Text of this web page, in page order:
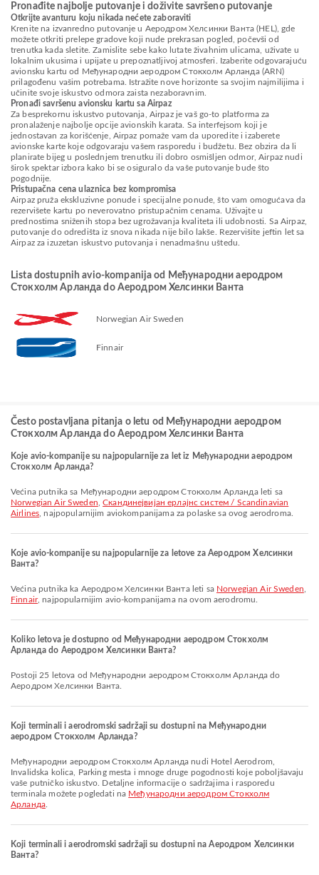
Pronađite najbolje putovanje i doživite savršeno putovanje
Otkrijte avanturu koju nikada nećete zaboraviti
Krenite na izvanredno putovanje u Аеродром Хелсинки Ванта (HEL), gde
možete otkriti prelepe gradove koji nude prekrasan pogled, počevši od
trenutka kada sletite. Zamislite sebe kako lutate živahnim ulicama, uživate u
lokalnim ukusima i upijate u prepoznatljivoj atmosferi. Izaberite odgovarajuću
avionsku kartu od Међународни аеродром Стокхолм Арланда (ARN)
prilagođenu vašim potrebama. Istražite nove horizonte sa svojim najmilijima i
učinite svoje iskustvo odmora zaista nezaboravnim.
Pronađi savršenu avionsku kartu sa Airpaz
Za besprekornu iskustvo putovanja, Airpaz je vaš go-to platforma za
pronalaženje najbolje opcije avionskih karata. Sa interfejsom koji je
jednostavan za korišćenje, Airpaz pomaže vam da uporedite i izaberete
avionske karte koje odgovaraju vašem rasporedu i budžetu. Bez obzira da li
planirate bijeg u poslednjem trenutku ili dobro osmišljen odmor, Airpaz nudi
širok spektar izbora kako bi se osiguralo da vaše putovanje bude što
pogodnije.
Pristupačna cena ulaznica bez kompromisa
Airpaz pruža ekskluzivne ponude i specijalne ponude, što vam omogućava da
rezervišete kartu po neverovatno pristupačnim cenama. Uživajte u
prednostima sniženih stopa bez ugrožavanja kvaliteta ili udobnosti. Sa Airpaz,
putovanje do odredišta iz snova nikada nije bilo lakše. Rezervišite jeftin let sa
Airpaz za izuzetan iskustvo putovanja i nenadmašnu uštedu.
Lista dostupnih avio-kompanija od Међународни аеродром
Стокхолм Арланда do Аеродром Хелсинки Ванта
Norwegian Air Sweden
Finnair
Često postavljana pitanja o letu od Међународни аеродром
Стокхолм Арланда do Аеродром Хелсинки Ванта
Koje avio-kompanije su najpopularnije za let iz Међународни аеродром
Стокхолм Арланда?
Većina putnika sa Међународни аеродром Стокхолм Арланда leti sa
Norwegian Air Sweden ,Скандинејвијан ерлајнс систем / Scandinavian
Airlines , najpopularnijim aviokompanijama za polaske sa ovog aerodroma.
Koje avio-kompanije su najpopularnije za letove za Аеродром Хелсинки
Ванта?
Većina putnika ka Аеродром Хелсинки Ванта leti sa Norwegian Air Sweden
Finnair, najpopularnijim avio-kompanijama na ovom aerodromu.
Koliko letova je dostupno od Међународни аеродром Стокхолм
Арланда do Аеродром Хелсинки Ванта?
Postoji 25 letova od Међународни аеродром Стокхолм Арланда do
Аеродром Хелсинки Ванта.
Koji terminali i aerodromski sadržaji su dostupni na Међународни
аеродром Стокхолм Арланда?
Међународни аеродром Стокхолм Арланда nudi Hotel Aerodrom,
Invalidska kolica, Parking mesta i mnoge druge pogodnosti koje poboljšavaju
vaše putničko iskustvo. Detaljne informacije o sadržajima i rasporedu
terminala možete pogledati na Међународни аеродром Стокхолм
Арланда.
Koji terminali i aerodromski sadržaji su dostupni na Аеродром Хелсинки
Ванта?